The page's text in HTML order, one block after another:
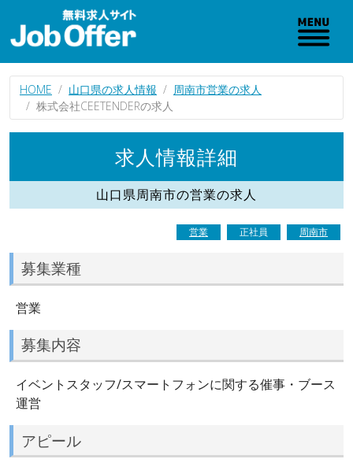
HOME 山口県の求人情報
周南市営業の求人
株式会社CEETENDERの求人
求人情報詳細
山口県周南市の営業の求人
営業 正社員 周南市
募集業種
営業
募集内容
イベントスタッフ/スマートフォンに関する催事・ブース
運営
アピール